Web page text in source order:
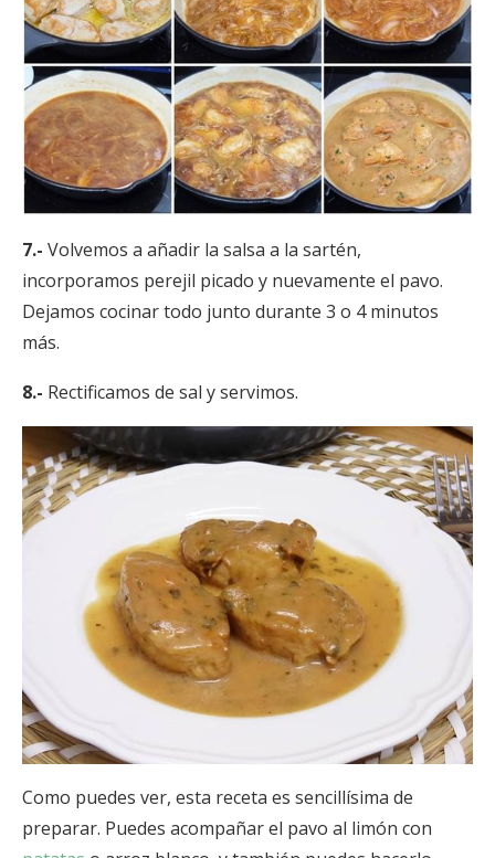
7.- Volvemos a añadir la salsa a la sartén,
incorporamos perejil picado y nuevamente el pavo.
Dejamos cocinar todo junto durante 3 o 4 minutos
más.
8.- Rectificamos de sal y servimos.
Como puedes ver, esta receta es sencillísima de
preparar. Puedes acompañar el pavo al limón con